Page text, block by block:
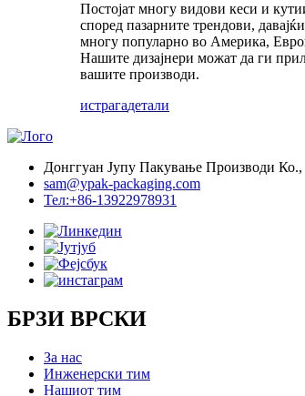
Постојат многу видови кеси и
според пазарните трендови,
многу популарно во Америка,
Нашите дизајнери можат да ги
вашите производи.
истрагадетали
Донггуан Јупу Пакување Производи
sam@ypak-packaging.com
Тел:+86-13922978931
БРЗИ ВРСКИ
За нас
Инженерски тим
Нашиот тим